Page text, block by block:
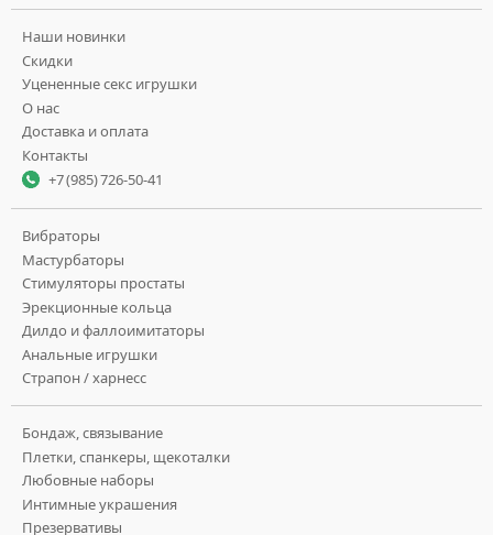
Наши новинки
Скидки
Уцененные секс игрушки
О нас
Доставка и оплата
Контакты
+7 (985) 726-50-41
Вибраторы
Мастурбаторы
Стимуляторы простаты
Эрекционные кольца
Дилдо и фаллоимитаторы
Анальные игрушки
Страпон / харнесс
Бондаж, связывание
Плетки, спанкеры, щекоталки
Любовные наборы
Интимные украшения
Презервативы